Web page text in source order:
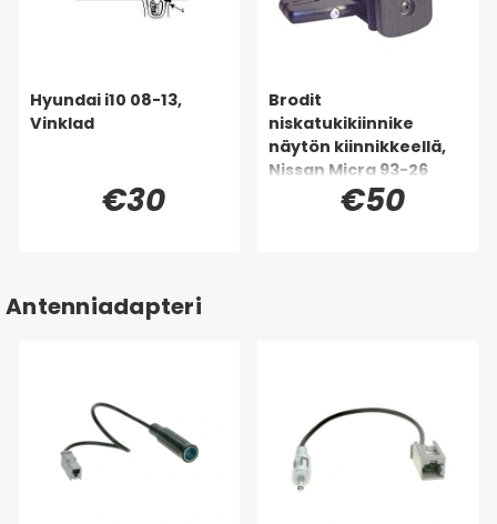
Hyundai i10 08-13,
Vinklad
€30
Brodit
niskatukikiinnike
näytön kiinnikkeellä,
Nissan Micra 93-26
€50
Antenniadapteri